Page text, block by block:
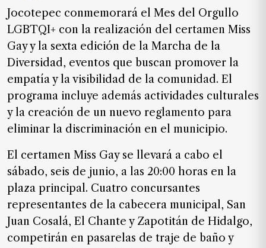
Real
Estate
Gente
PARA
SUSCRIPTORES
Edición
Nosotros
Contáctanos
Anúnciate
Jocotepec conmemorará el Mes del Orgullo
LGBTQI+ con la realización del certamen Miss
Gay y la sexta edición de la Marcha de la
Diversidad, eventos que buscan promover la
empatía y la visibilidad de la comunidad. El
programa incluye además actividades culturales
y la creación de un nuevo reglamento para
eliminar la discriminación en el municipio.
El certamen Miss Gay se llevará a cabo el
sábado, seis de junio, a las 20:00 horas en la
plaza principal. Cuatro concursantes
representantes de la cabecera municipal, San
Juan Cosalá, El Chante y Zapotitán de Hidalgo,
competirán en pasarelas de traje de baño y